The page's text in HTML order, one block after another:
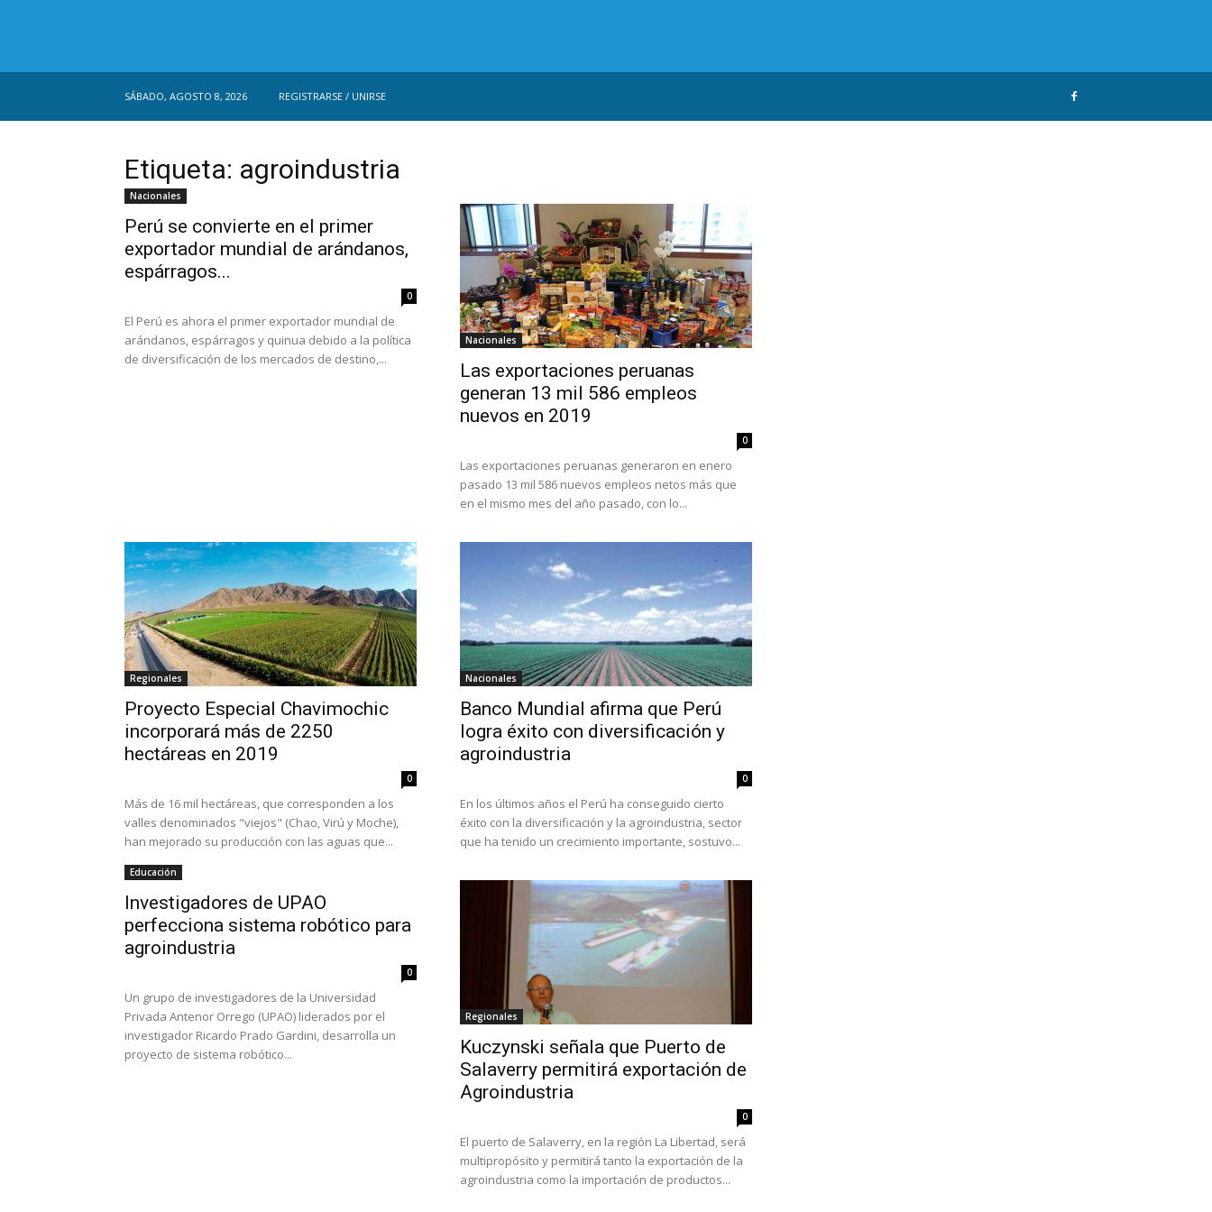
SÁBADO, AGOSTO 8, 2026 REGISTRARSE / UNIRSE
Etiqueta: agroindustria
Nacionales
Perú se convierte en el primer
exportador mundial de arándanos,
espárragos...
0
El Perú es ahora el primer exportador mundial de
arándanos, espárragos y quinua debido a la política
de diversificación de los mercados de destino,...
Nacionales
Las exportaciones peruanas
generan 13 mil 586 empleos
nuevos en 2019
0
Las exportaciones peruanas generaron en enero
pasado 13 mil 586 nuevos empleos netos más que
en el mismo mes del año pasado, con lo...
Regionales
Proyecto Especial Chavimochic
incorporará más de 2250
hectáreas en 2019
0
Más de 16 mil hectáreas, que corresponden a los
valles denominados "viejos" (Chao, Virú y Moche),
han mejorado su producción con las aguas que...
Nacionales
Banco Mundial afirma que Perú
logra éxito con diversificación y
agroindustria
0
En los últimos años el Perú ha conseguido cierto
éxito con la diversificación y la agroindustria, sector
que ha tenido un crecimiento importante, sostuvo...
Educación
Investigadores de UPAO
perfecciona sistema robótico para
agroindustria
0
Un grupo de investigadores de la Universidad
Privada Antenor Orrego (UPAO) liderados por el
investigador Ricardo Prado Gardini, desarrolla un
proyecto de sistema robótico...
Regionales
Kuczynski señala que Puerto de
Salaverry permitirá exportación de
Agroindustria
0
El puerto de Salaverry, en la región La Libertad, será
multipropósito y permitirá tanto la exportación de la
agroindustria como la importación de productos...